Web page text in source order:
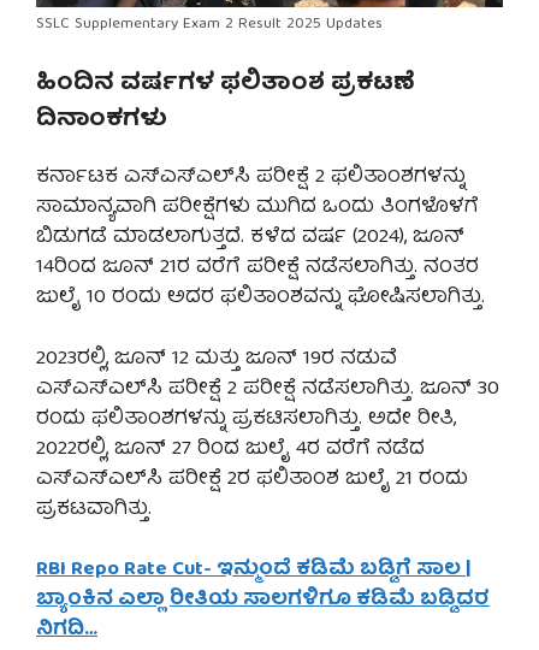
SSLC Supplementary Exam 2 Result 2025 Updates
ಹಿಂದಿನ ವರ್ಷಗಳ ಫಲಿತಾಂಶ ಪ್ರಕಟಣೆ
ದಿನಾಂಕಗಳು
ಕರ್ನಾಟಕ ಎಸ್‌ಎಸ್‌ಎಲ್‌ಸಿ ಪರೀಕ್ಷೆ 2 ಫಲಿತಾಂಶಗಳನ್ನು
ಸಾಮಾನ್ಯವಾಗಿ ಪರೀಕ್ಷೆಗಳು ಮುಗಿದ ಒಂದು ತಿಂಗಳೊಳಗೆ
ಬಿಡುಗಡೆ ಮಾಡಲಾಗುತ್ತದೆ. ಕಳೆದ ವರ್ಷ (2024), ಜೂನ್
14ರಿಂದ ಜೂನ್ 21ರ ವರೆಗೆ ಪರೀಕ್ಷೆ ನಡೆಸಲಾಗಿತ್ತು. ನಂತರ
ಜುಲೈ 10 ರಂದು ಅದರ ಫಲಿತಾಂಶವನ್ನು ಘೋಷಿಸಲಾಗಿತ್ತು.
2023ರಲ್ಲಿ, ಜೂನ್ 12 ಮತ್ತು ಜೂನ್ 19ರ ನಡುವೆ
ಎಸ್‌ಎಸ್‌ಎಲ್‌ಸಿ ಪರೀಕ್ಷೆ 2 ಪರೀಕ್ಷೆ ನಡೆಸಲಾಗಿತ್ತು. ಜೂನ್ 30
ರಂದು ಫಲಿತಾಂಶಗಳನ್ನು ಪ್ರಕಟಿಸಲಾಗಿತ್ತು. ಅದೇ ರೀತಿ,
2022ರಲ್ಲಿ, ಜೂನ್ 27 ರಿಂದ ಜುಲೈ 4ರ ವರೆಗೆ ನಡೆದ
ಎಸ್‌ಎಸ್‌ಎಲ್‌ಸಿ ಪರೀಕ್ಷೆ 2ರ ಫಲಿತಾಂಶ ಜುಲೈ 21 ರಂದು
ಪ್ರಕಟವಾಗಿತ್ತು.
RBI Repo Rate Cut- ಇನ್ಮುಂದೆ ಕಡಿಮೆ ಬಡ್ಡಿಗೆ ಸಾಲ |
ಬ್ಯಾಂಕಿನ ಎಲ್ಲಾ ರೀತಿಯ ಸಾಲಗಳಿಗೂ ಕಡಿಮೆ ಬಡ್ಡಿದರ
ನಿಗದಿ…